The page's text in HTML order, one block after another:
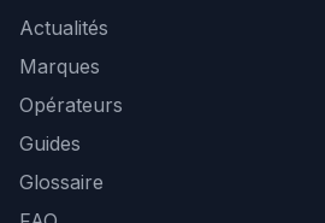
Actualités
Marques
Opérateurs
Guides
Glossaire